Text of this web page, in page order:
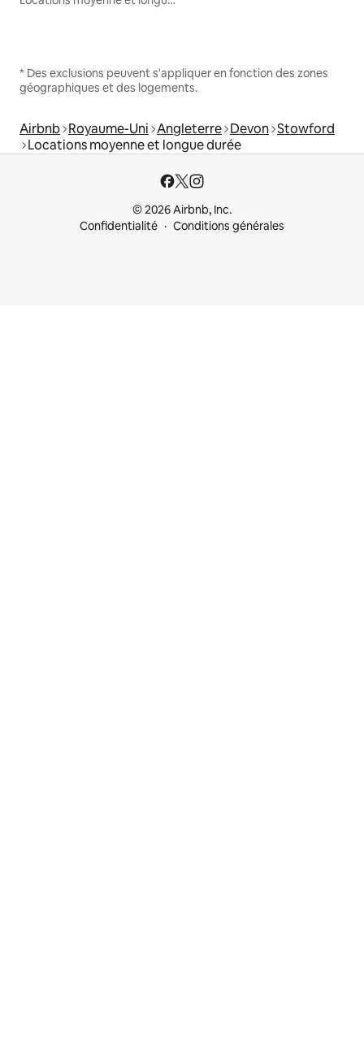
* Des exclusions peuvent s'appliquer en fonction des zones
géographiques et des logements.
Airbnb Royaume-Uni Angleterre Devon Stowford
Locations moyenne et longue durée
© 2026 Airbnb, Inc.
Confidentialité
Conditions générales